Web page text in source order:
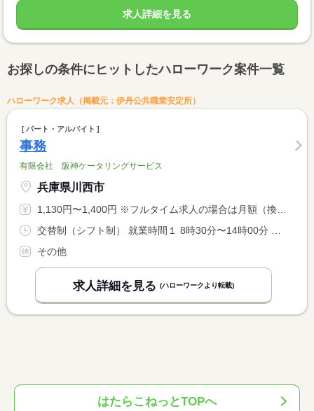
求人詳細を見る
お探しの条件にヒットしたハローワーク案件一覧
ハローワーク求人（掲載元：伊丹公共職業安定所）
パート・アルバイト
事務
有限会社 阪神ケータリングサービス
兵庫県川西市
1,130円〜1,400円 ※フルタイム求人の場合は月額（換算額）、パート求人の場合は時間額を表示しています。
その他
求人詳細を見る (ハローワークより転載)
はたらこねっとTOPへ